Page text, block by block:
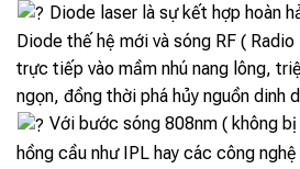
Diode laser là sự kết hợp hoàn
Diode thế hệ mới và sóng RF (
trực tiếp vào mầm nhú nang lông,
ngọn, đồng thời phá hủy nguồn dinh
Với bước sóng 808nm ( không
hồng cầu như IPL hay các công